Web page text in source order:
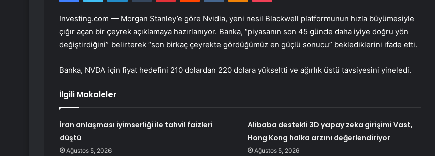
Investing.com — Morgan Stanley’e göre Nvidia, yeni nesil Blackwell platformunun hızla büyümesiyle
çığır açan bir çeyrek açıklamaya hazırlanıyor. Banka, “piyasanın son 45 günde daha iyiye doğru yön
değiştirdiğini” belirterek “son birkaç çeyrekte gördüğümüz en güçlü sonucu” beklediklerini ifade etti.
Banka, NVDA için fiyat hedefini 210 dolardan 220 dolara yükseltti ve ağırlık üstü tavsiyesini yineledi.
İlgili Makaleler
İran anlaşması iyimserliği ile tahvil faizleri
düştü
Ağustos 5, 2026
Alibaba destekli 3D yapay zeka girişimi Vast,
Hong Kong halka arzını değerlendiriyor
Ağustos 5, 2026